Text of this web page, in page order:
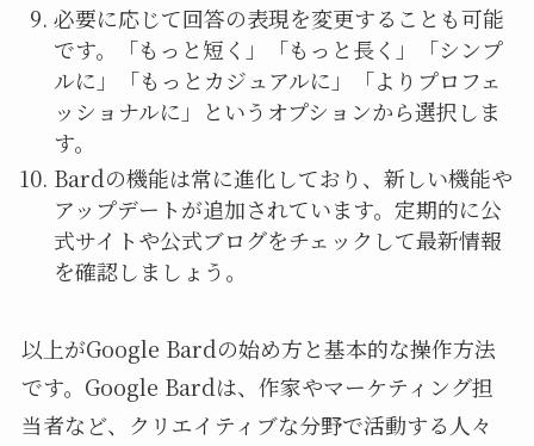
必要に応じて回答の表現を変更することも可能
です。「もっと短く」「もっと長く」「シンプ
ルに」「もっとカジュアルに」「よりプロフェ
ッショナルに」というオプションから選択しま
す。
Bardの機能は常に進化しており、新しい機能や
アップデートが追加されています。定期的に公
式サイトや公式ブログをチェックして最新情報
を確認しましょう。
以上がGoogle Bardの始め方と基本的な操作方法
です。Google Bardは、作家やマーケティング担
当者など、クリエイティブな分野で活動する人々